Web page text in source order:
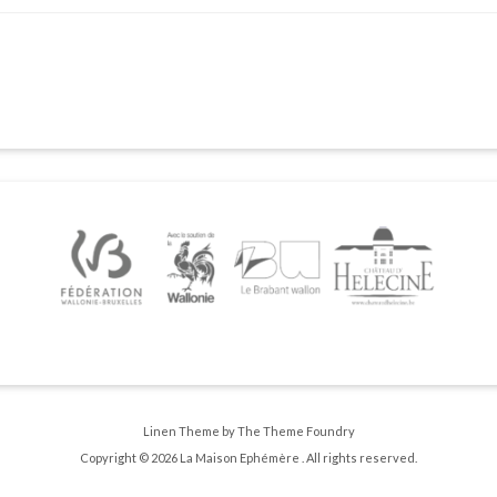
Linen Theme byThe Theme Foundry
Copyright © 2026 La Maison Ephémère . All rights reserved.